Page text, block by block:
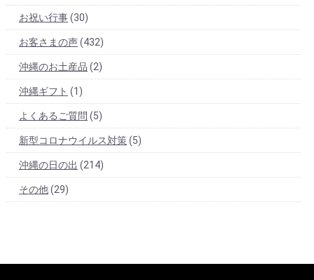
お祝い行事(30)
お客さまの声(432)
沖縄のお土産品 (2)
沖縄ギフト (1)
よくあるご質問 (5)
新型コロナウイルス対策(5)
沖縄の日の出 (214)
その他(29)